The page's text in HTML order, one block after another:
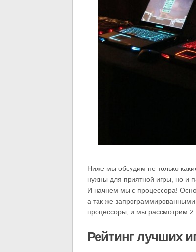
Ниже мы обсудим не только
нужны для приятной игры, но и
И начнем мы с процессора!
а так же
процессоры, и мы рассмотрим
Рейтинг лучших